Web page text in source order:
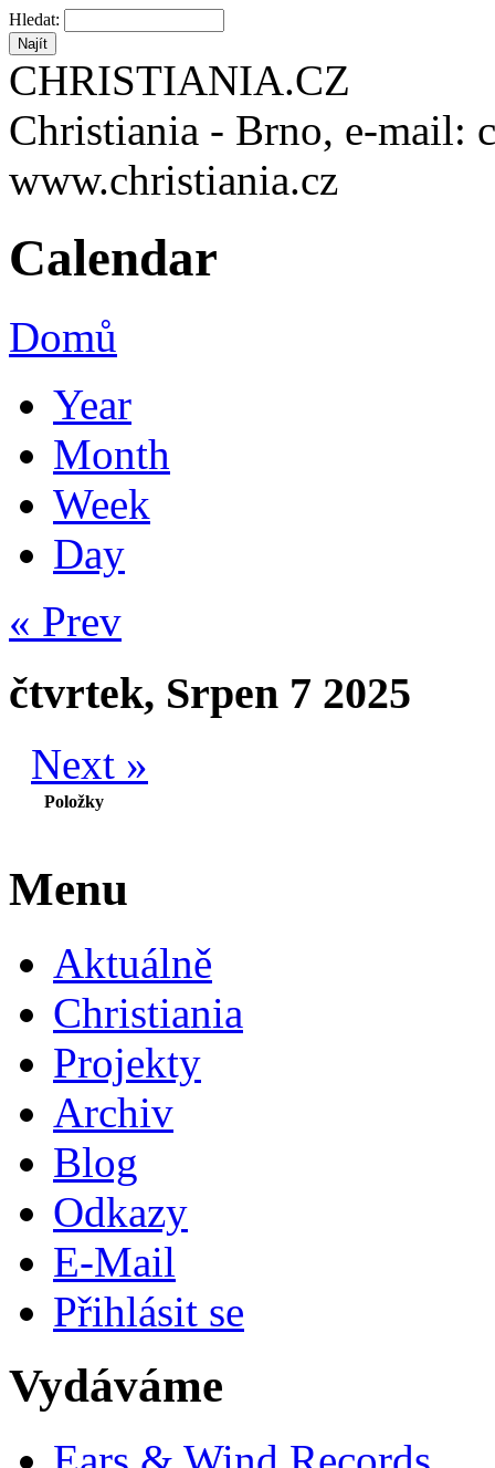
Hledat:
CHRISTIANIA.CZ
Christiania - Brno, e-mail:
www.christiania.cz
Calendar
Domů
Year
Month
Week
Day
« Prev
čtvrtek, Srpen 7 2025
Next »
Položky
Menu
Aktuálně
Christiania
Projekty
Archiv
Blog
Odkazy
E-Mail
Přihlásit se
Vydáváme